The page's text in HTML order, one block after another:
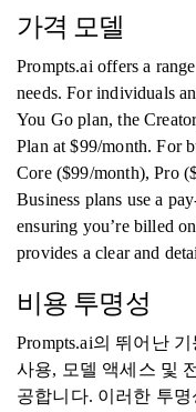
가격 모델
Prompts.ai offers a
needs. For individuals
You Go plan, the
Plan at $99/month. For
Core ($99/month), Pro
Business plans use a
ensuring you’re billed
provides a clear and
비용 투명성
Prompts.ai의 뛰어난
사용, 모델 액세스 및
공합니다. 이러한 투